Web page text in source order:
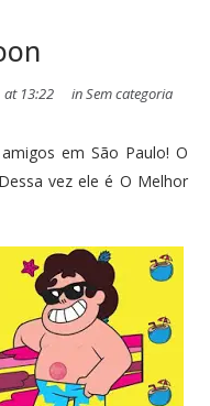
at 13:22 inSem categoria
em São Paulo! O
vez ele é O Melhor